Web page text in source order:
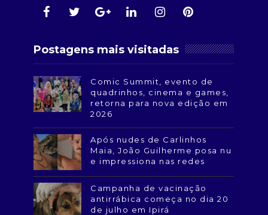
Postagens mais visitadas
Comic Summit, evento de
quadrinhos, cinema e games,
retorna para nova edição em
2026
Após nudes de Carlinhos
Maia, João Guilherme posa nu
e impressiona nas redes
Campanha de vacinação
antirrábica começa no dia 20
de julho em Ipirá